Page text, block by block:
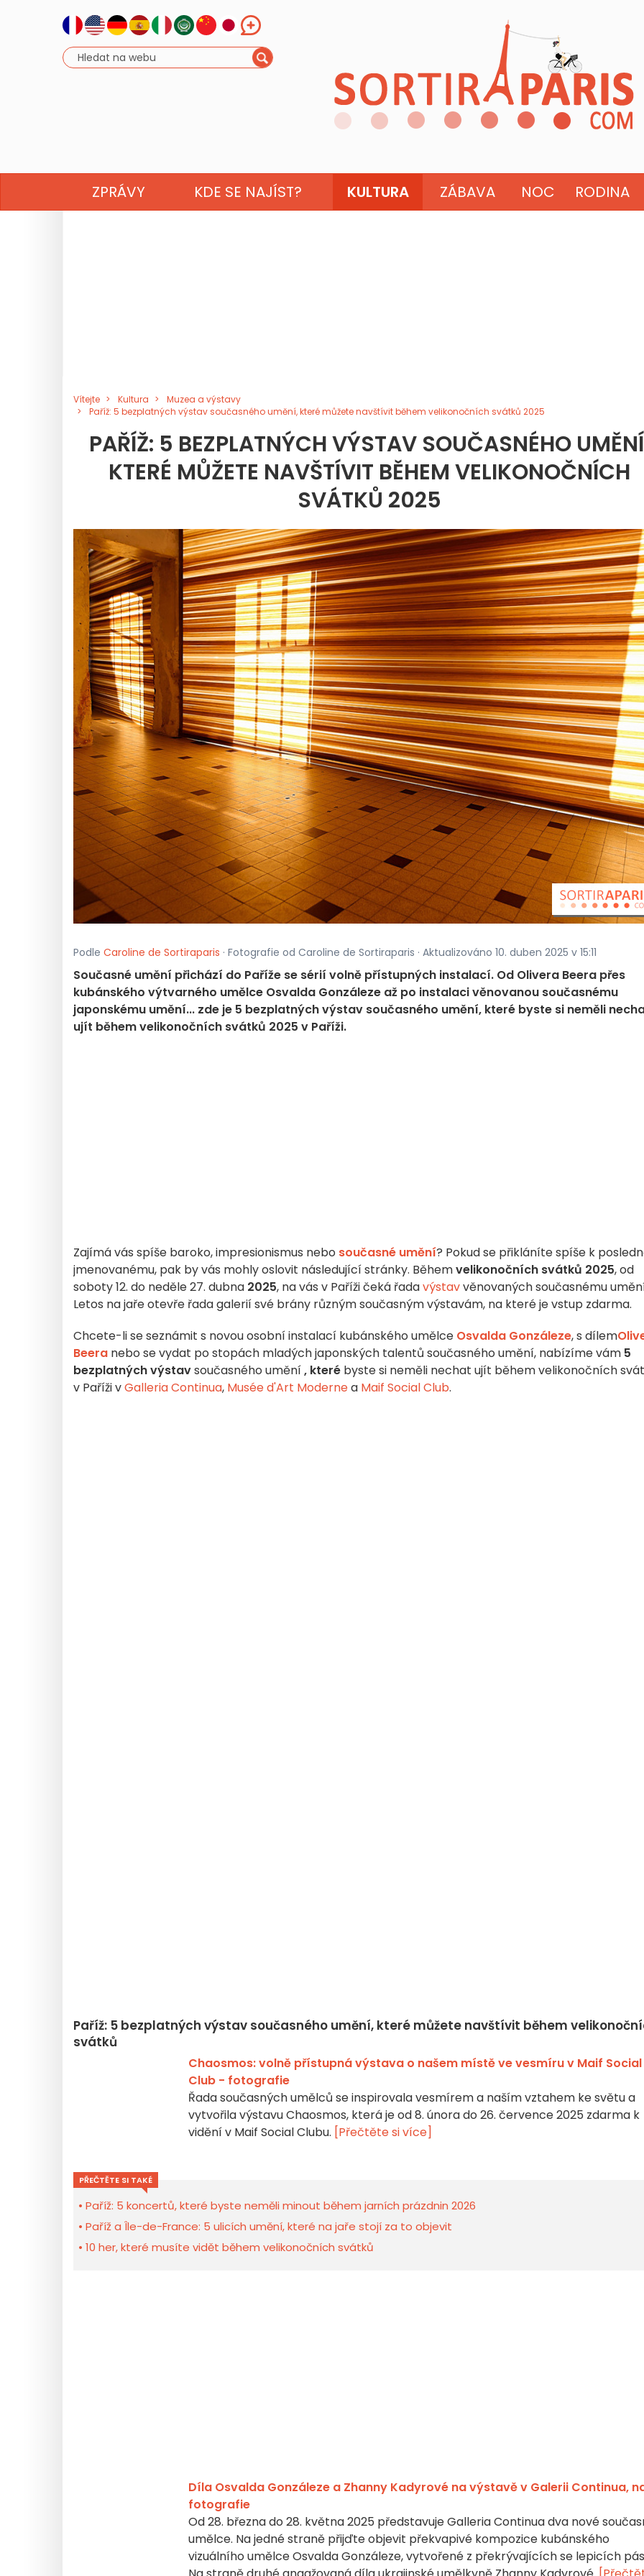
ZPRÁVY KDE SE NAJÍST? KULTURA ZÁBAVA NOC RODINA
Vítejte Kultura
Muzea a výstavy
Paříž: 5 bezplatných výstav současného umění, které můžete navštívit během velikonočních svátků 2025
PAŘÍŽ: 5 BEZPLATNÝCH VÝSTAV SOUČASNÉHO
KTERÉ MŮŽETE NAVŠTÍVIT BĚHEM VELIKONOČNÍCH
SVÁTKŮ 2025
Podle Caroline de Sortiraparis · Fotografie od Caroline de Sortiraparis · Aktualizováno 10. duben 2025 v 15:11
Současné umění přichází do Paříže se sérií volně přístupných instalací. Od Olivera Beera přes
kubánského výtvarného umělce Osvalda Gonzáleze až po instalaci věnovanou současnému
japonskému umění... zde je 5 bezplatných výstav současného umění, které byste si neměli
ujít během velikonočních svátků 2025 v Paříži.
Zajímá vás spíše baroko, impresionismus nebo současné umění? Pokud se přikláníte spíše k
jmenovanému, pak by vás mohly oslovit následující stránky. Běhemvelikonočních svátků 2025, od
soboty 12. do neděle 27. dubna 2025, na vás v Paříži čeká řadavýstavvěnovaných současnému
Letos na jaře otevře řada galerií své brány různým současným výstavám, na které je vstup zdarma.
Chcete-li se seznámit s novou osobní instalací kubánského umělce Osvalda Gonzáleze, s dílem
Beera nebo se vydat po stopách mladých japonských talentů současného umění, nabízíme vám 5
bezplatných výstavsoučasného umění, které byste si neměli nechat ujít během velikonočních
v Paříži vGalleria Continua, Musée d'Art Modernea Maif Social Club.
Paříž: 5 bezplatných výstav současného umění, které můžete navštívit během
svátků
Chaosmos: volně přístupná výstava o našem místě ve vesmíru v Maif Social
Club - fotografie
Řada současných umělců se inspirovala vesmírem a naším vztahem ke světu a
vytvořila výstavu Chaosmos, která je od 8. února do 26. července 2025 zdarma k
vidění v Maif Social Clubu. [Přečtěte si více]
PŘEČTĚTE SI TAKÉ
Paříž: 5 koncertů, které byste neměli minout během jarních prázdnin 2026
Paříž a Île-de-France: 5 ulicích umění, které na jaře stojí za to objevit
10 her, které musíte vidět během velikonočních svátků
Díla Osvalda Gonzáleze a Zhanny Kadyrové na výstavě v Galerii Continua,
fotografie
Od 28. března do 28. května 2025 představuje Galleria Continua dva nové
umělce. Na jedné straně přijďte objevit překvapivé kompozice kubánského
vizuálního umělce Osvalda Gonzáleze, vytvořené z překrývajících se lepicích